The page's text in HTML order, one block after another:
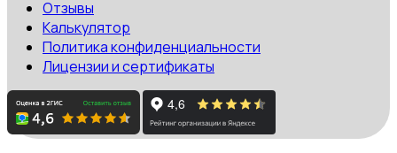
Отзывы
Калькулятор
Политика конфиденциальности
Лицензии и сертификаты